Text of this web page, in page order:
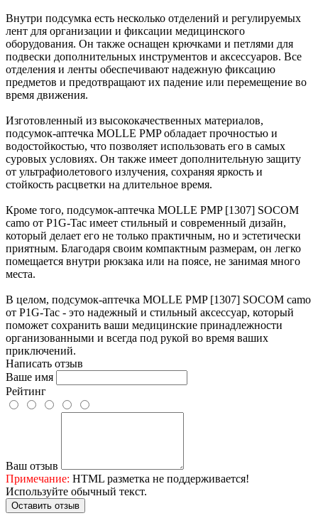
Внутри подсумка есть несколько отделений и регулируемых
лент для организации и фиксации медицинского
оборудования. Он также оснащен крючками и петлями для
подвески дополнительных инструментов и аксессуаров. Все
отделения и ленты обеспечивают надежную фиксацию
предметов и предотвращают их падение или перемещение во
время движения.
Изготовленный из высококачественных материалов,
подсумок-аптечка MOLLE PMP обладает прочностью и
водостойкостью, что позволяет использовать его в самых
суровых условиях. Он также имеет дополнительную защиту
от ультрафиолетового излучения, сохраняя яркость и
стойкость расцветки на длительное время.
Кроме того, подсумок-аптечка MOLLE PMP [1307] SOCOM
camo от P1G-Tac имеет стильный и современный дизайн,
который делает его не только практичным, но и эстетически
приятным. Благодаря своим компактным размерам, он легко
помещается внутри рюкзака или на поясе, не занимая много
места.
В целом, подсумок-аптечка MOLLE PMP [1307] SOCOM camo
от P1G-Tac - это надежный и стильный аксессуар, который
поможет сохранить ваши медицинские принадлежности
организованными и всегда под рукой во время ваших
приключений.
Написать отзыв
Ваше имя
Рейтинг
Ваш отзыв
Примечание: HTML разметка не поддерживается!
Используйте обычный текст.
Оставить отзыв